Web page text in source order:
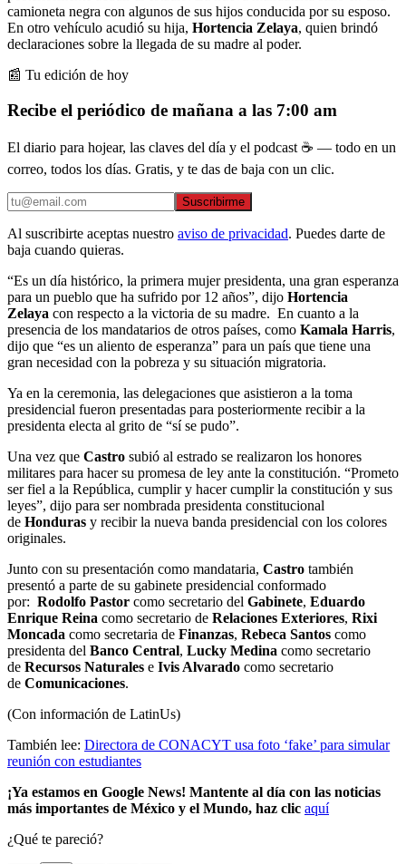
camioneta negra con algunos de sus hijos conducida por su esposo.
En otro vehículo acudió su hija, Hortencia Zelaya, quien brindó
declaraciones sobre la llegada de su madre al poder.
📰 Tu edición de hoy
Recibe el periódico de mañana a las 7:00 am
El diario para hojear, las claves del día y el podcast ☕ — todo en un
correo, todos los días. Gratis, y te das de baja con un clic.
Suscribirme
Al suscribirte aceptas nuestro aviso de privacidad. Puedes darte de
baja cuando quieras.
“Es un día histórico, la primera mujer presidenta, una gran esperanza
para un pueblo que ha sufrido por 12 años”, dijo Hortencia
Zelaya con respecto a la victoria de su madre. En cuanto a la
presencia de los mandatarios de otros países, como Kamala Harris,
dijo que “es un aliento de esperanza” para un país que tiene una
gran necesidad con la pobreza y su situación migratoria.
Ya en la ceremonia, las delegaciones que asistieron a la toma
presidencial fueron presentadas para posteriormente recibir a la
presidenta electa al grito de “sí se pudo”.
Una vez que Castro subió al estrado se realizaron los honores
militares para hacer su promesa de ley ante la constitución. “Prometo
ser fiel a la República, cumplir y hacer cumplir la constitución y sus
leyes”, dijo para ser nombrada presidenta constitucional
de Honduras y recibir la nueva banda presidencial con los colores
originales.
Junto con su presentación como mandataria, Castro también
presentó a parte de su gabinete presidencial conformado
por: Rodolfo Pastor como secretario del Gabinete, Eduardo
Enrique Reina como secretario de Relaciones Exteriores, Rixi
Moncada como secretaria de Finanzas, Rebeca Santos como
presidenta del Banco Central, Lucky Medina como secretario
de Recursos Naturales e Ivis Alvarado como secretario
de Comunicaciones.
(Con información de LatinUs)
También lee: Directora de CONACYT usa foto ‘fake’ para simular
reunión con estudiantes
¡Ya estamos en Google News! Mantente al día con las noticias
más importantes de México y el Mundo, haz clic aquí
¿Qué te pareció?